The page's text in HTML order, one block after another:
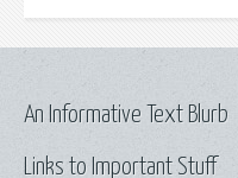
Links to Important Stuff
An Informative Text Blurb